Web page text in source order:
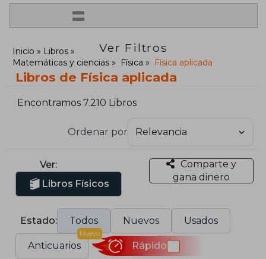
=
Ver Filtros
Inicio
Libros
Matemáticas y ciencias
Física Física aplicada
Libros de Física aplicada
Encontramos 7.210 Libros
Ordenar por
Ver:
Libros Físicos
Comparte y
gana dinero
Estado: Todos Nuevos Usados
Anticuarios
Nuevo
Rápido